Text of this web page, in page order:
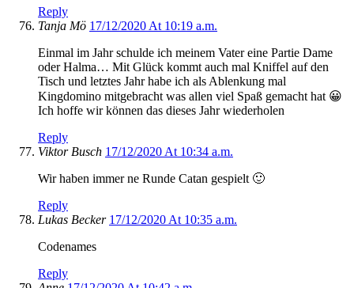
Reply
Tanja Mö 17/12/2020 At 10:19 a.m.
Einmal im Jahr schulde ich meinem Vater eine Partie Dame
oder Halma… Mit Glück kommt auch mal Kniffel auf den
Tisch und letztes Jahr habe ich als Ablenkung mal
Kingdomino mitgebracht was allen viel Spaß gemacht hat 😀
Ich hoffe wir können das dieses Jahr wiederholen
Reply
Viktor Busch 17/12/2020 At 10:34 a.m.
Wir haben immer ne Runde Catan gespielt 🙂
Reply
Lukas Becker 17/12/2020 At 10:35 a.m.
Codenames
Reply